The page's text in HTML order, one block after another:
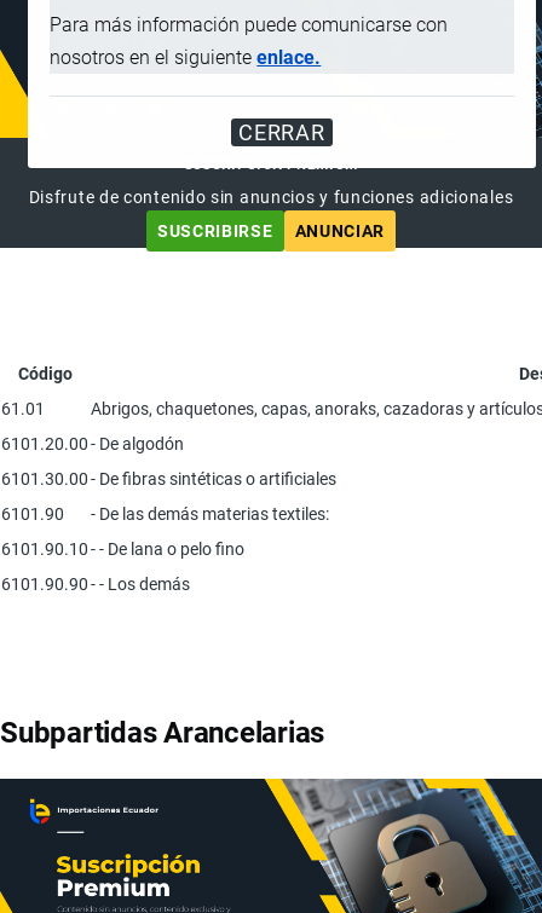
Para más información puede comunicarse con
nosotros en el siguienteenlace.
CERRAR
SUSCRIPCIÓN PREMIUM
Disfrute de contenido sin anuncios y funciones adicionales
SUSCRIBIRSE
ANUNCIAR
Código
61.01
Abrigos, chaquetones, capas, anoraks, cazadoras y
6101.20.00- De algodón
6101.30.00- De fibras sintéticas o artificiales
6101.90
- De las demás materias textiles:
6101.90.10- - De lana o pelo fino
6101.90.90- - Los demás
Subpartidas Arancelarias